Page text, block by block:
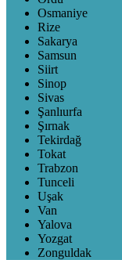
Osmaniye
Rize
Sakarya
Samsun
Siirt
Sinop
Sivas
Şanlıurfa
Şırnak
Tekirdağ
Tokat
Trabzon
Tunceli
Uşak
Van
Yalova
Yozgat
Zonguldak